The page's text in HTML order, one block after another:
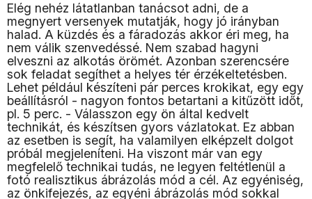
Elég nehéz látatlanban tanácsot adni, de a
megnyert versenyek mutatják, hogy jó irányban
halad. A küzdés és a fáradozás akkor éri meg, ha
nem válik szenvedéssé. Nem szabad hagyni
elveszni az alkotás örömét. Azonban szerencsére
sok feladat segíthet a helyes tér érzékeltetésben.
Lehet például készíteni pár perces krokikat, egy egy
beállításról - nagyon fontos betartani a kitűzött időt,
pl. 5 perc. - Válasszon egy ön által kedvelt
technikát, és készítsen gyors vázlatokat. Ez abban
az esetben is segít, ha valamilyen elképzelt dolgot
próbál megjeleníteni. Ha viszont már van egy
megfelelő technikai tudás, ne legyen feltétlenül a
fotó realisztikus ábrázolás mód a cél. Az egyéniség,
az önkifejezés, az egyéni ábrázolás mód sokkal